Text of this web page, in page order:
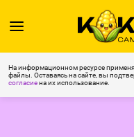
На информационном ресурсе
файлы. Оставаясь на сайте, вы
согласиена их использование.